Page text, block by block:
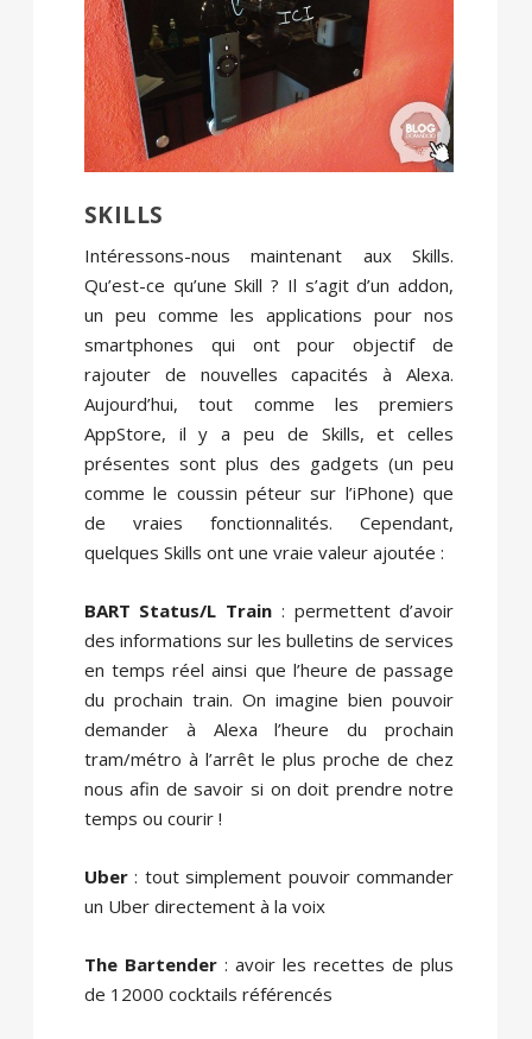
SKILLS
Intéressons-nous maintenant aux Skills.
Qu’est-ce qu’une Skill ? Il s’agit d’un addon,
un peu comme les applications pour nos
smartphones qui ont pour objectif de
rajouter de nouvelles capacités à Alexa.
Aujourd’hui, tout comme les premiers
AppStore, il y a peu de Skills, et celles
présentes sont plus des gadgets (un peu
comme le coussin péteur sur l’iPhone) que
de vraies fonctionnalités. Cependant,
quelques Skills ont une vraie valeur ajoutée :
BART Status/L Train : permettent d’avoir
des informations sur les bulletins de services
en temps réel ainsi que l’heure de passage
du prochain train. On imagine bien pouvoir
demander à Alexa l’heure du prochain
tram/métro à l’arrêt le plus proche de chez
nous afin de savoir si on doit prendre notre
temps ou courir !
Uber: tout simplement pouvoir commander
un Uber directement à la voix
The Bartender: avoir les recettes de plus
de 12000 cocktails référencés